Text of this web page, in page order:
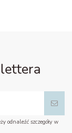
odnaleźć szczegóły w